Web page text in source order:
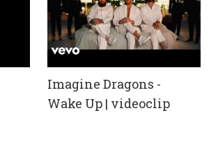
Imagine Dragons -
Wake Up | videoclip